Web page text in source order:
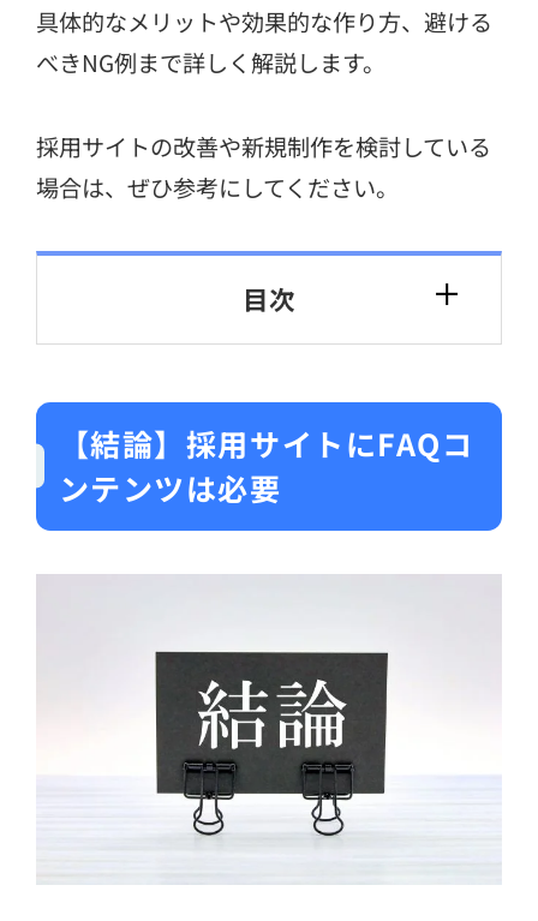
具体的なメリットや効果的な作り方、避ける
べきNG例まで詳しく解説します。
採用サイトの改善や新規制作を検討している
場合は、ぜひ参考にしてください。
目次
【結論】採用サイトにFAQコ
ンテンツは必要